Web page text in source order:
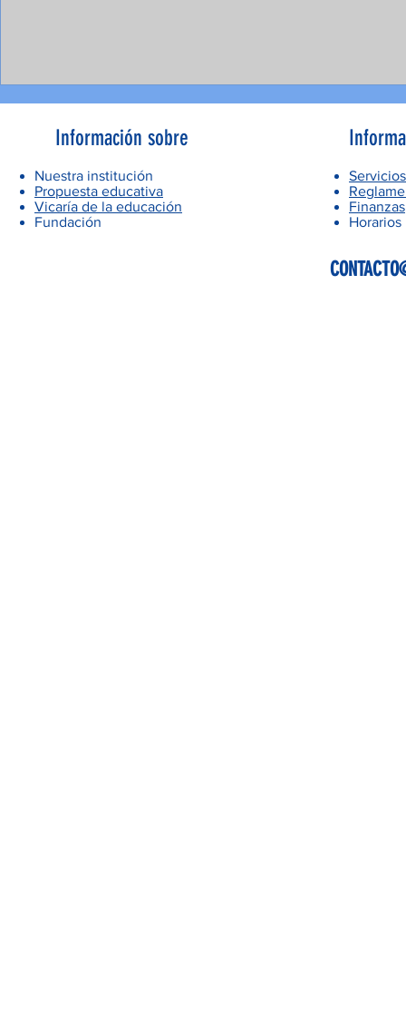
Información sobre
Nuestra institución
Propuesta educativa
Vicaría de la educación
Fundación
Servicios
Finanzas
Horarios